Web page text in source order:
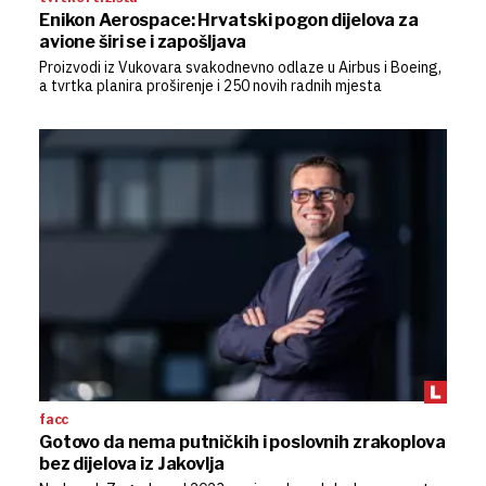
Enikon Aerospace: Hrvatski pogon dijelova za
avione širi se i zapošljava
Proizvodi iz Vukovara svakodnevno odlaze u Airbus i Boeing,
a tvrtka planira proširenje i 250 novih radnih mjesta
facc
Gotovo da nema putničkih i poslovnih zrakoplova
bez dijelova iz Jakovlja